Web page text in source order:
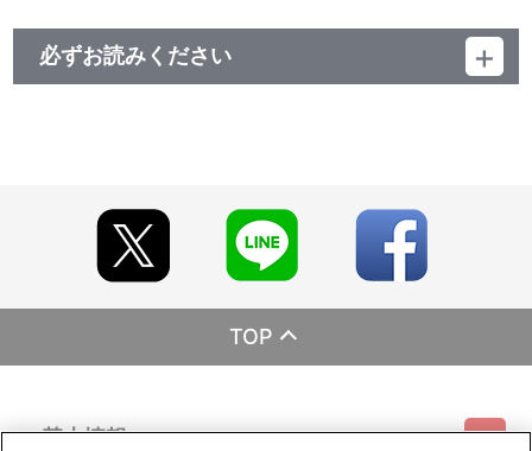
必ずお読みください
TOP
基本情報